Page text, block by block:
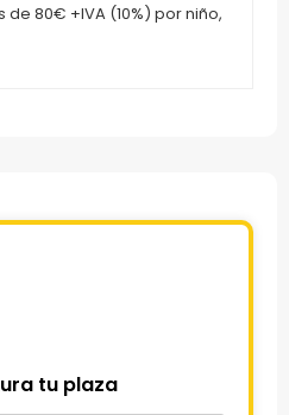
80€ +IVA (10%) por niño,
tu plaza